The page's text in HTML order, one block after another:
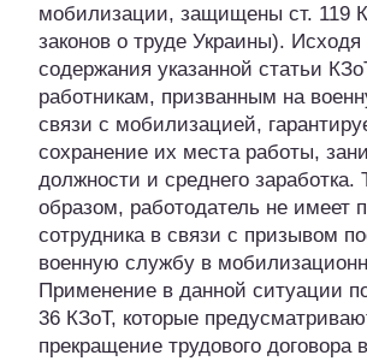
мобилизации, защищены ст. 119
законов о труде Украины). Исходя
содержания указанной статьи
работникам, призванным на
связи с мобилизацией,
сохранение их места работы,
должности и среднего заработка.
образом, работодатель не имеет
сотрудника в связи с призывом
военную службу в
Применение в данной ситуации
36 КЗоТ, которые
прекращение трудового договора